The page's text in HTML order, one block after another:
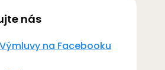
nás
Výmluvy na Facebooku